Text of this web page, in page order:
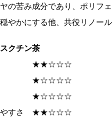
の苦み成分であり、ポリフ
やかにする他、共役リノー
クチン茶
★★☆☆☆
★☆☆☆☆
★☆☆☆☆
やすさ ★★☆☆☆